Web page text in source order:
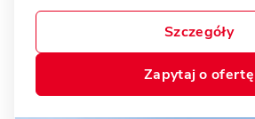
Szczegóły
Zapytaj o ofertę